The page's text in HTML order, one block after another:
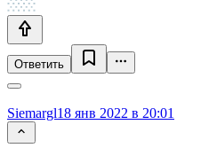
Ответить
Siemargl18 янв 2022 в 20:01